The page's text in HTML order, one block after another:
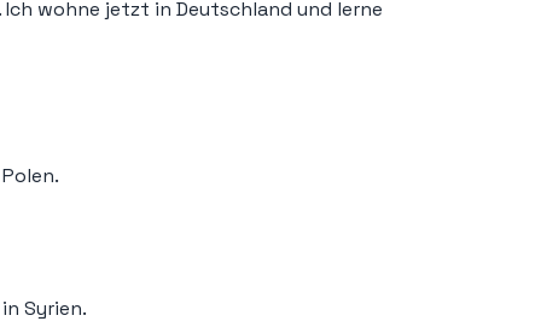
Ich wohne jetzt in Deutschland und lerne
Syrien.